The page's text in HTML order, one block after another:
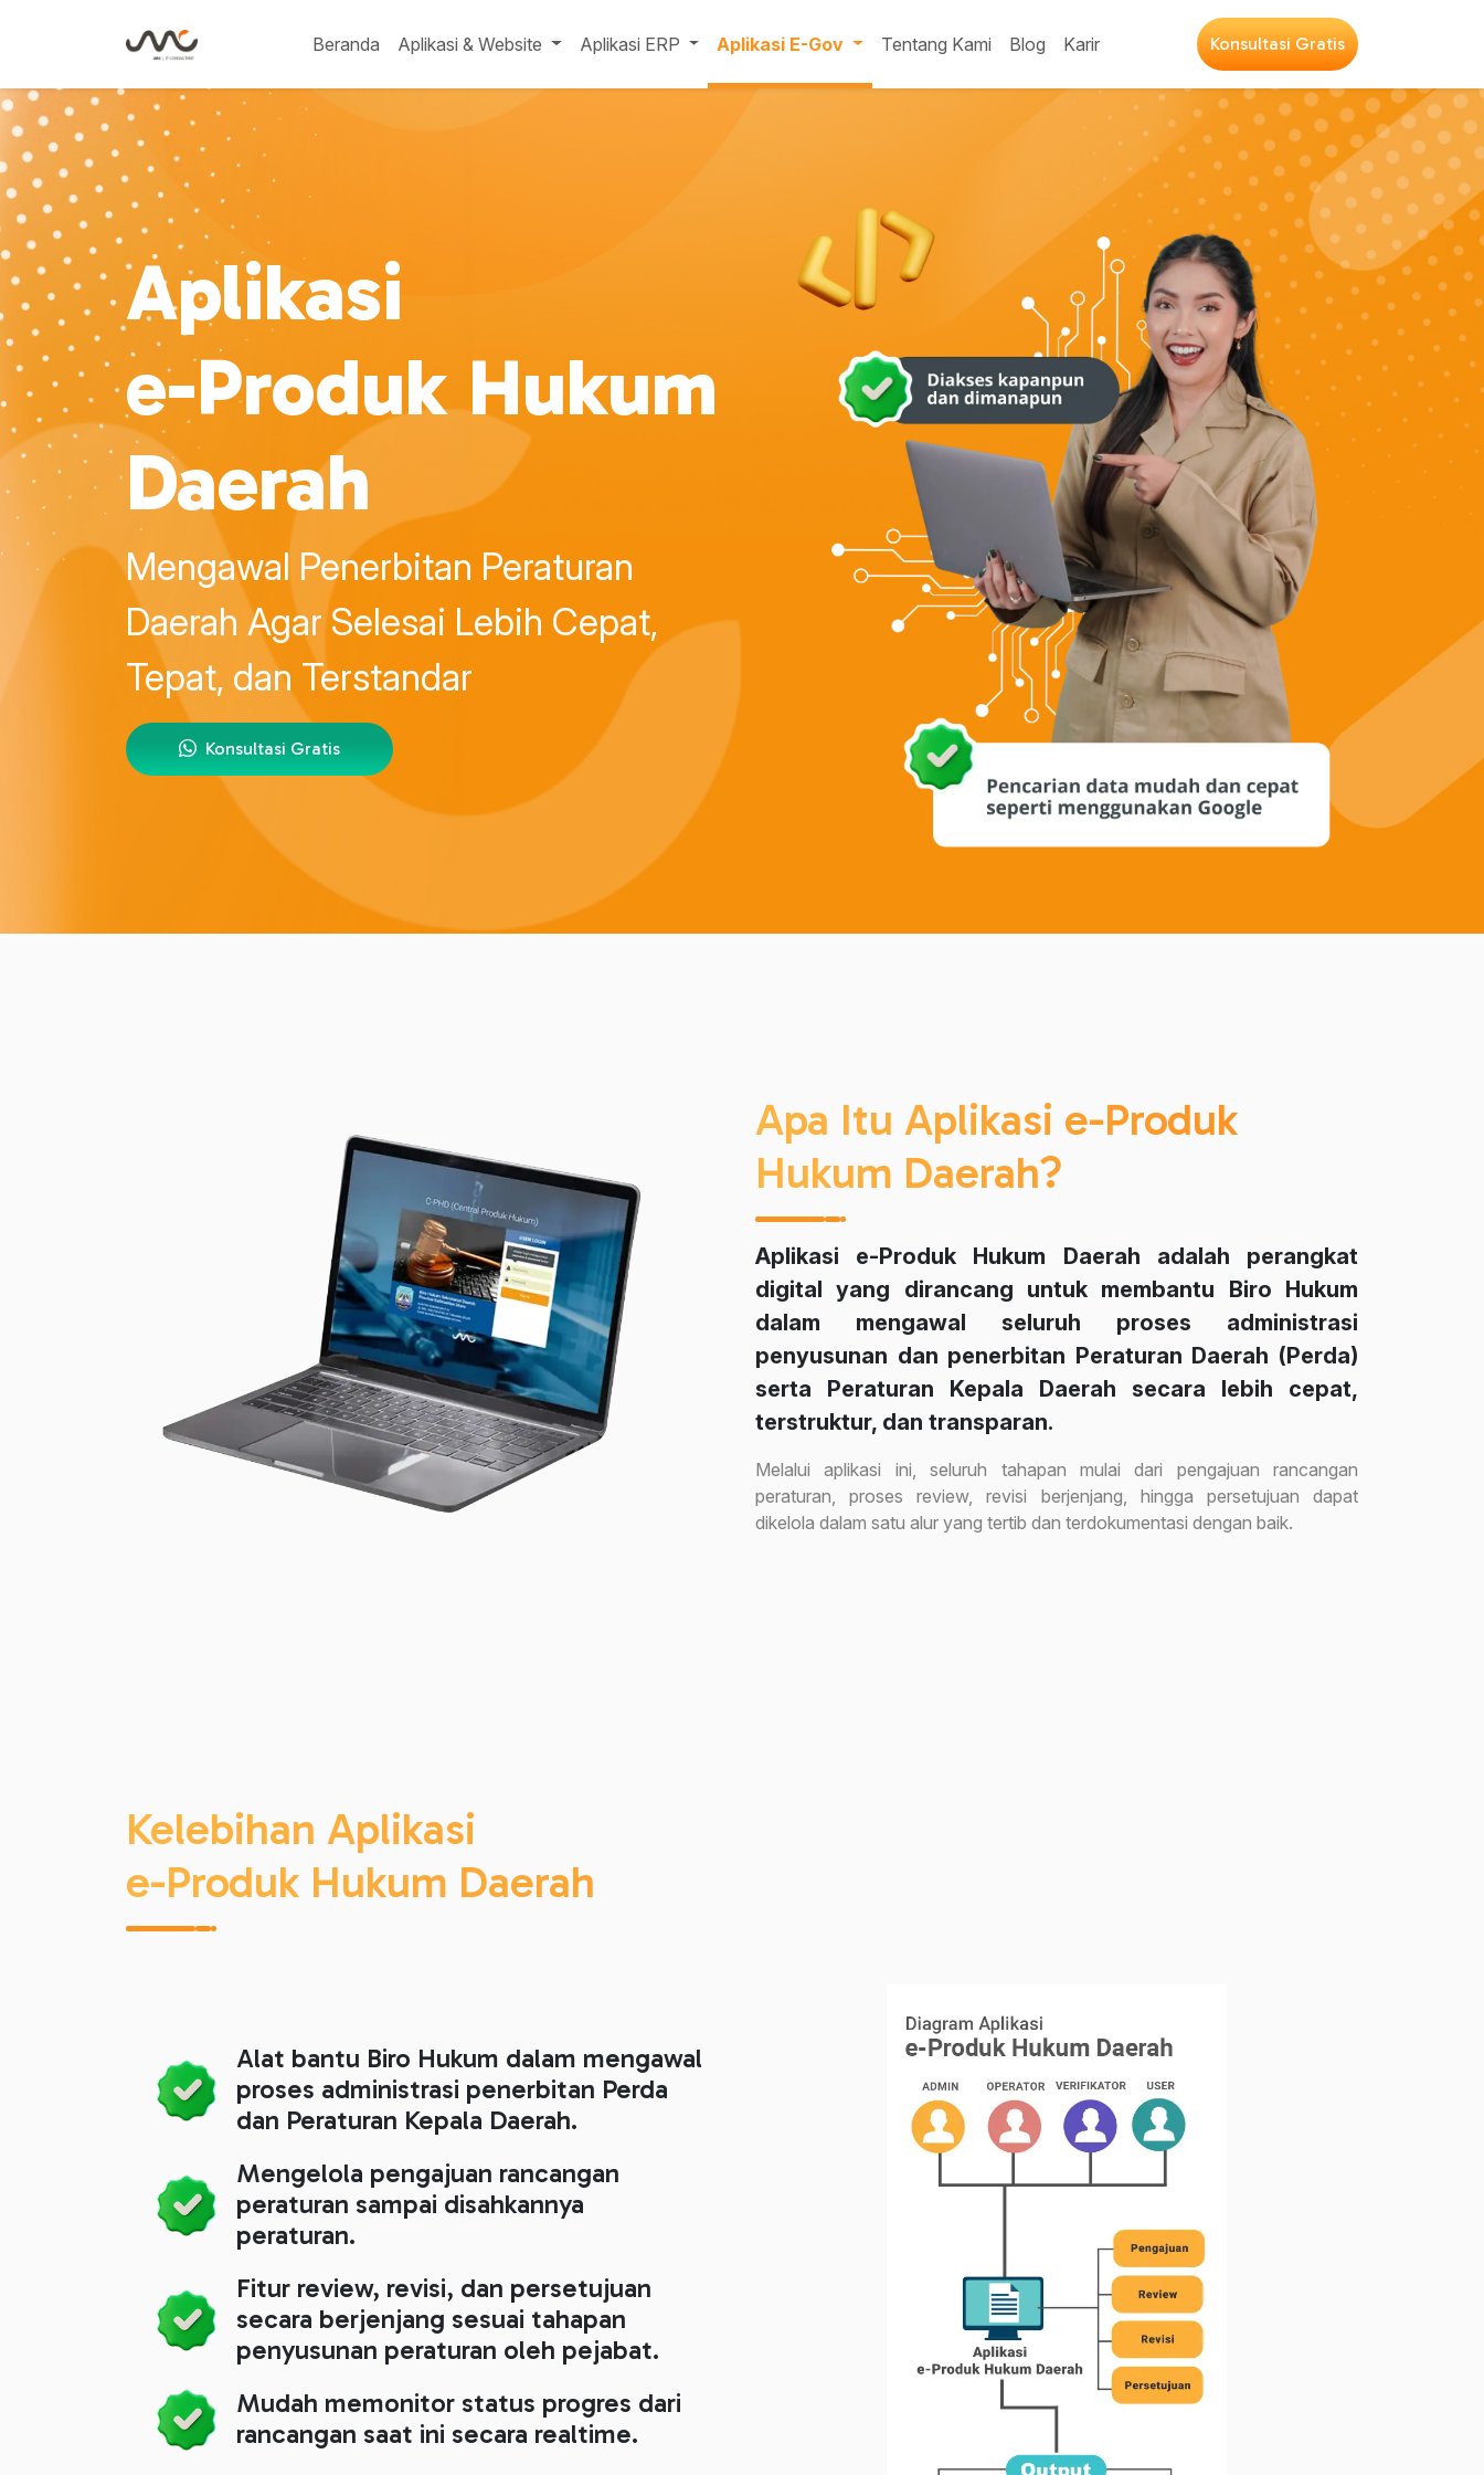
Beranda Aplikasi & Website Aplikasi ERP Aplikasi E-Gov Tentang Kami Blog Karir Konsultasi Gratis
Aplikasi
e-Produk Hukum
Daerah
Mengawal Penerbitan Peraturan
Daerah Agar Selesai Lebih Cepat,
Tepat, dan Terstandar
Konsultasi Gratis
Apa Itu Aplikasi e-Produk
Hukum Daerah?
Aplikasi e-Produk Hukum Daerah adalah perangkat
digital yang dirancang untuk membantu Biro Hukum
dalam mengawal seluruh proses administrasi
penyusunan dan penerbitan Peraturan Daerah (Perda)
serta Peraturan Kepala Daerah secara lebih cepat,
terstruktur, dan transparan.
Melalui aplikasi ini, seluruh tahapan mulai dari pengajuan rancangan
peraturan, proses review, revisi berjenjang, hingga persetujuan dapat
dikelola dalam satu alur yang tertib dan terdokumentasi dengan baik.
Kelebihan Aplikasi
e-Produk Hukum Daerah
Alat bantu Biro Hukum dalam mengawal
proses administrasi penerbitan Perda
dan Peraturan Kepala Daerah.
Mengelola pengajuan rancangan
peraturan sampai disahkannya
peraturan.
Fitur review, revisi, dan persetujuan
secara berjenjang sesuai tahapan
penyusunan peraturan oleh pejabat.
Mudah memonitor status progres dari
rancangan saat ini secara realtime.